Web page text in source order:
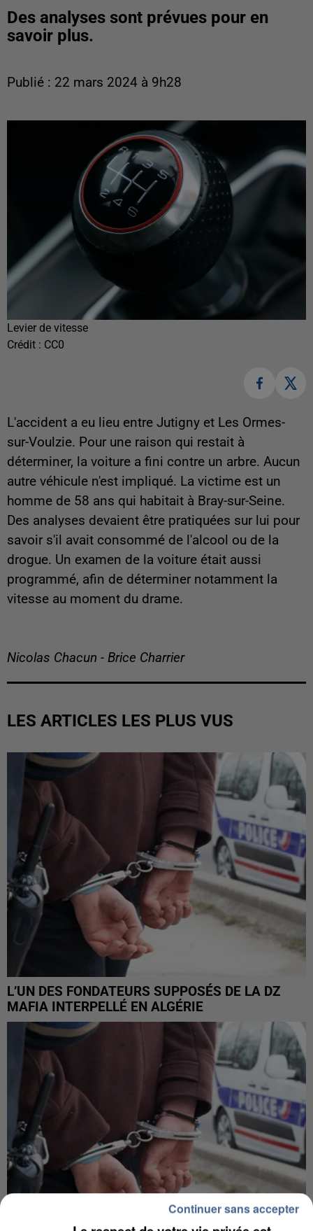
Des analyses sont prévues pour en
savoir plus.
Publié : 22 mars 2024 à 9h28
Levier de vitesse
Crédit : CC0
L'accident a eu lieu entre Jutigny et Les Ormes-
sur-Voulzie. Pour une raison qui restait à
déterminer, la voiture a fini contre un arbre. Aucun
autre véhicule n'est impliqué. La victime est un
homme de 58 ans qui habitait à Bray-sur-Seine.
Des analyses devaient être pratiquées sur lui pour
savoir s'il avait consommé de l'alcool ou de la
drogue. Un examen de la voiture était aussi
programmé, afin de déterminer notamment la
vitesse au moment du drame.
Nicolas Chacun - Brice Charrier
LES ARTICLES LES PLUS VUS
L’UN DES FONDATEURS SUPPOSÉS DE LA DZ
MAFIA INTERPELLÉ EN ALGÉRIE
Continuer sans accepter